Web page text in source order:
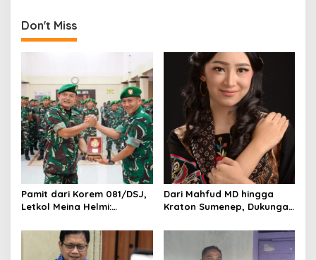
n
a
i
g
a
t
i
o
n
Don't Miss
Pamit dari Korem 081/DSJ,
Letkol Meina Helmi:
Kunci Keberhasilan Tugas
Dari Mahfud MD hingga
Kraton Sumenep, Dukungan
Indonesia’s Girl 2026 Asal
Jawa Timur